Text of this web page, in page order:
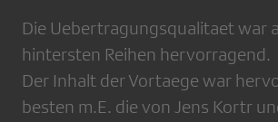
Die Uebertragungsqualitaet war
hintersten Reihen hervorragend.
Der Inhalt der Vortaege war
besten m.E. die von Jens Kortr